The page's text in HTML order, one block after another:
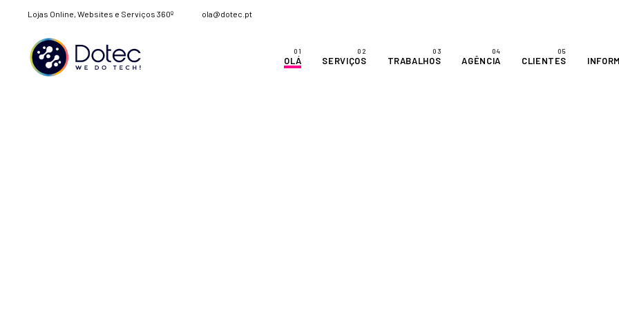
Lojas Online, Websites e Serviços 360º ola@dotec.pt
OLÁ SERVIÇOS TRABALHOS AGÊNCIA CLIENTES